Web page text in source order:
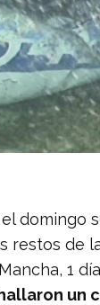
domingo
restos de
1
un